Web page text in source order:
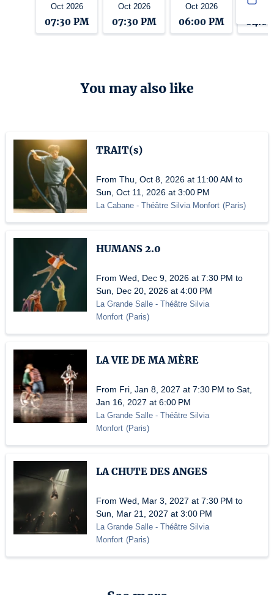
Oct 2026
07:30 PM
Oct 2026
07:30 PM
Oct 2026
06:00 PM
Oct
You may also like
TRAIT(s)
From Thu, Oct 8, 2026 at 11:00 AM to
Sun, Oct 11, 2026 at 3:00 PM
La Cabane - Théâtre Silvia Monfort (Paris)
HUMANS 2.0
From Wed, Dec 9, 2026 at 7:30 PM to
Sun, Dec 20, 2026 at 4:00 PM
La Grande Salle - Théâtre Silvia
Monfort (Paris)
LA VIE DE MA MÈRE
From Fri, Jan 8, 2027 at 7:30 PM to Sat,
Jan 16, 2027 at 6:00 PM
La Grande Salle - Théâtre Silvia
Monfort (Paris)
LA CHUTE DES ANGES
From Wed, Mar 3, 2027 at 7:30 PM to
Sun, Mar 21, 2027 at 3:00 PM
La Grande Salle - Théâtre Silvia
Monfort (Paris)